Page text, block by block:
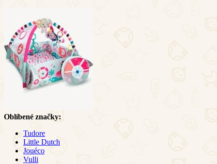
Oblíbené značky:
Tudore
Little Dutch
Jouéco
Vulli